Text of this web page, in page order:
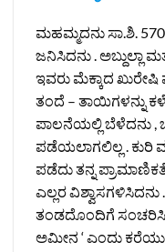
ಮಹಮ್ಮದನು ಸಾ.ಶಿ.
ಜನಿಸಿದನು . ಅಬ್ದುಲ್ಲಾ
ಇವರು ಮೆಕ್ಕಾದ ಖುರೇಷಿ
ತಂದೆ – ತಾಯಿಗಳನ್ನು
ಪಾಲನೆಯಲ್ಲಿ ಬೆಳೆದನು ,
ಪಡೆಯಲಾಗಲಿಲ್ಲ . ಕುರಿ
ಪಡೆದು ತನ್ನ
ಎಲ್ಲರ
ತಂಡದೊಂದಿಗೆ ಸಂಚರಿಸಿ
ಅಮೀನ ‘ ಎಂದು